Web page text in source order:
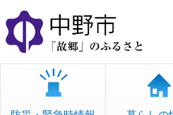
本
文
へ
移